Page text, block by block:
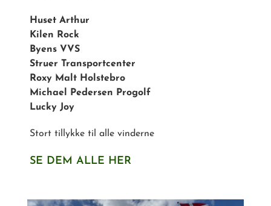
Huset Arthur
Kilen Rock
Byens VVS
Struer Transportcenter
Roxy Malt Holstebro
Michael Pedersen Progolf
Lucky Joy
Stort tillykke til alle vinderne
SE DEM ALLE HER